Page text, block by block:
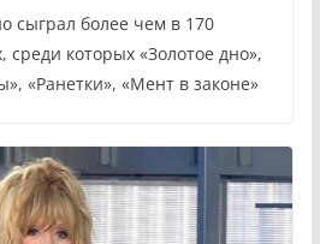
сыграл более чем в 170
среди которых «Золотое дно»,
«Ранетки», «Мент в законе»